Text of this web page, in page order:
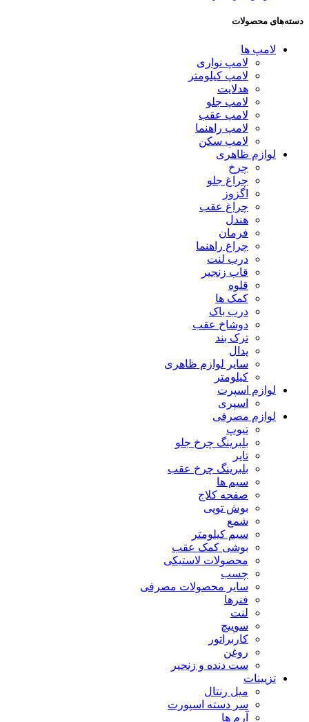
دسته‌های محصولات
لامپ ها
لامپ نواری
لامپ کیلومتر
هدلایت
لامپ جلو
لامپ عقب
لامپ راهنما
لامپ سکن
لوازم ظاهری
چرخ
چراغ جلو
اگزوز
چراغ عقب
هندل
فرمان
چراغ راهنما
درب لنت
قاب زنجیر
قلوه
کمک ها
درب باک
دوشاخ عقب
ترک بند
پدال
سایر لوازم ظاهری
کیلومتر
لوازم اسپرت
اسپری
لوازم مصرفی
تیوپ
بلبرینگ چرخ جلو
تایر
بلبرینگ چرخ عقب
سیم ها
صفحه کلاج
بوش توپی
شمع
سیم کیلومتر
بوشی کمک عقب
محصولات لاستیکی
چسب
سایر محصولات مصرفی
فنرها
لنت
سوییچ
کاربراتور
روغن
ست دنده و زنجیر
تزیینات
میل رنتال
سر دسته اسپورت
آرم ها